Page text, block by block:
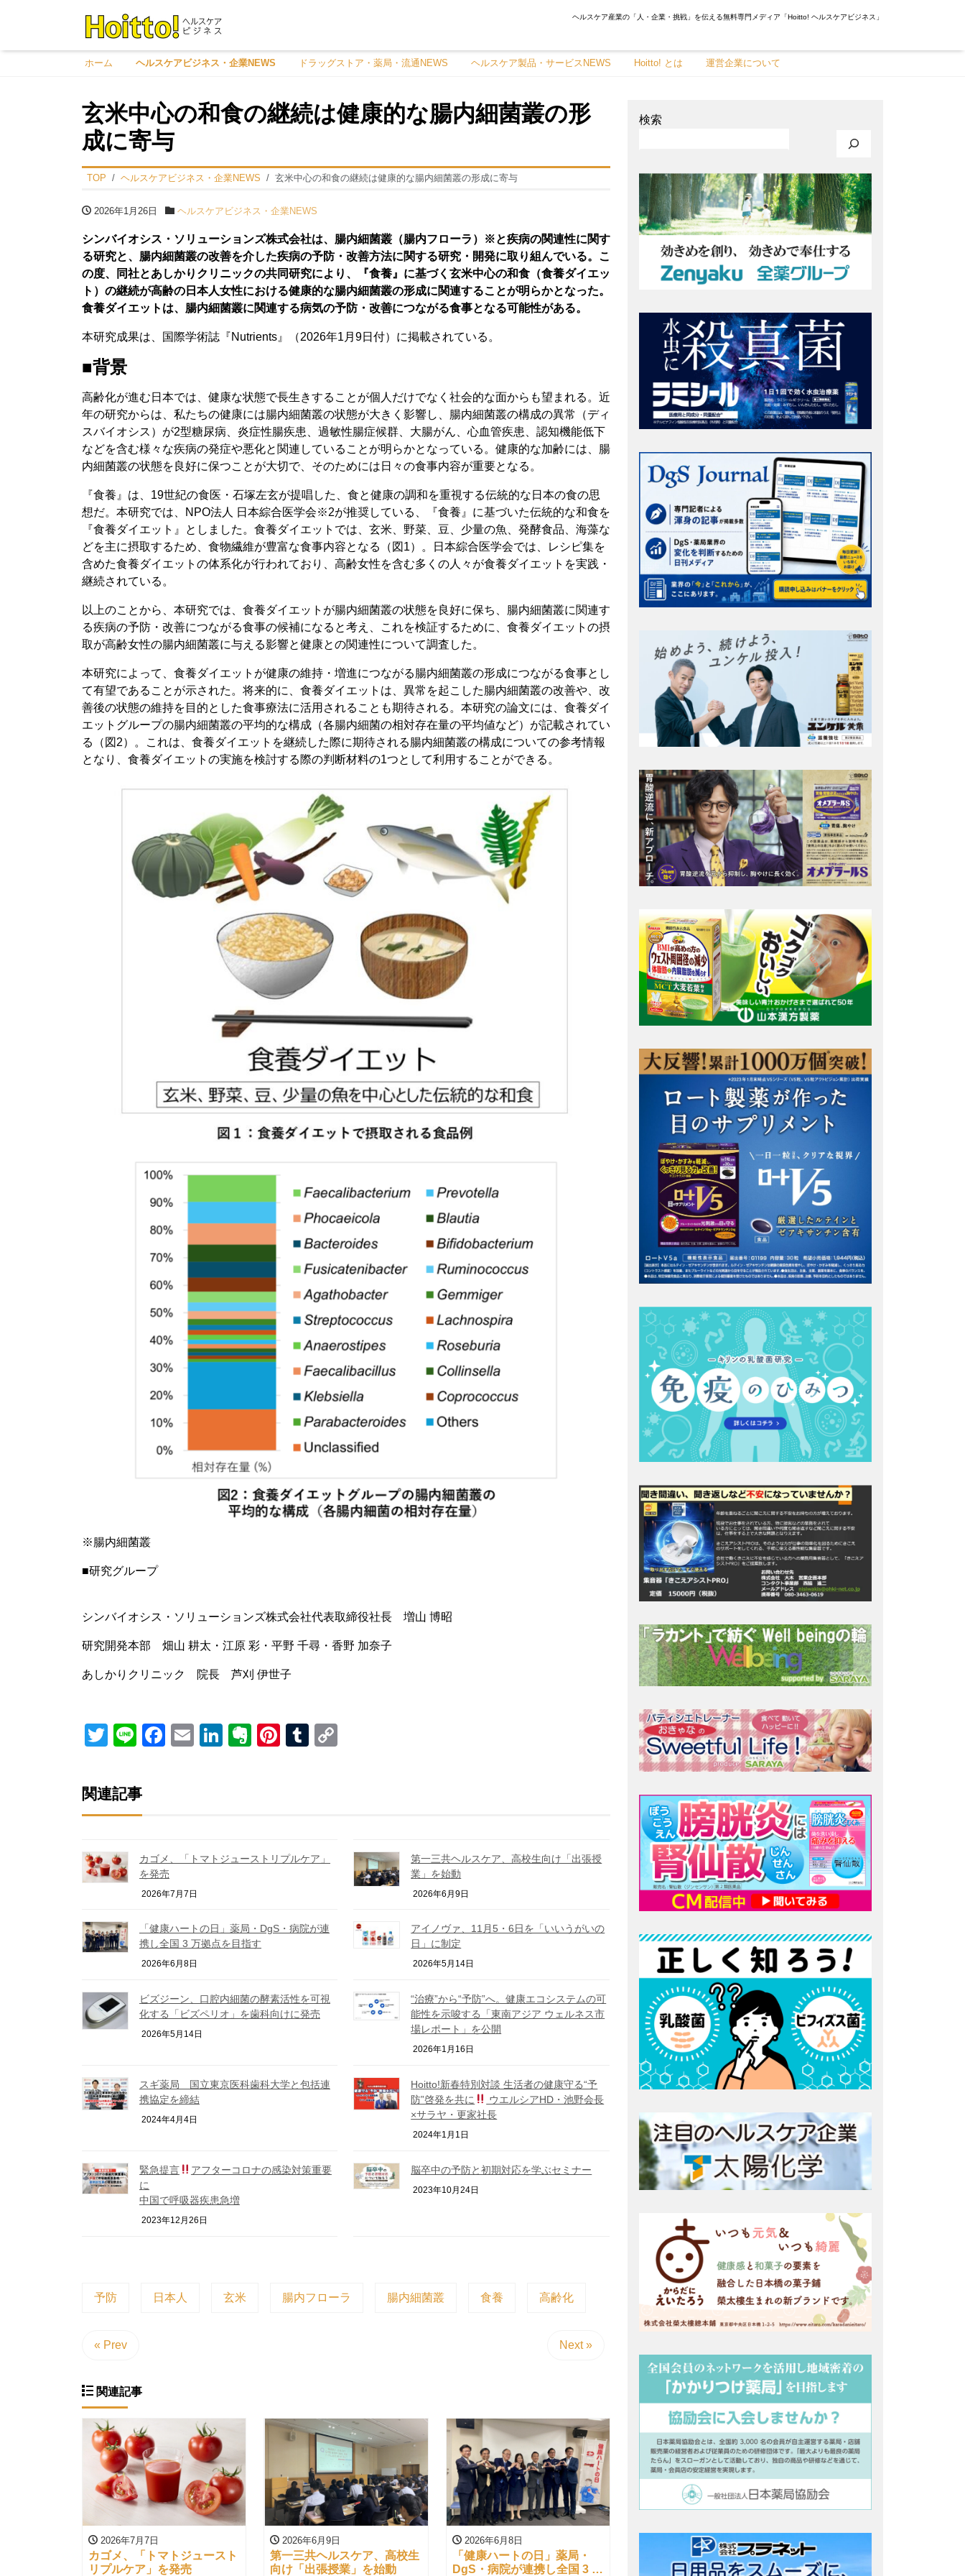
ヘルスケア産業の「人・企業・挑戦」を伝える無料専門メディア「Hoitto! ヘルスケアビジネス」
ホーム ヘルスケアビジネス・企業NEWS ドラッグストア・薬局・流通NEWS ヘルスケア製品・サービスNEWS Hoitto! とは 運営企業について
玄米中心の和食の継続は健康的な腸内細菌叢の形
成に寄与
TOP ヘルスケアビジネス・企業NEWS 玄米中心の和食の継続は健康的な腸内細菌叢の形成に寄与
2026年1月26日 ヘルスケアビジネス・企業NEWS
シンバイオシス・ソリューションズ株式会社は、腸内細菌叢（腸内フローラ）※と疾病の関連性に関す
る研究と、腸内細菌叢の改善を介した疾病の予防・改善方法に関する研究・開発に取り組んでいる。こ
の度、同社とあしかりクリニックの共同研究により、『食養』に基づく玄米中心の和食（食養ダイエッ
ト）の継続が高齢の日本人女性における健康的な腸内細菌叢の形成に関連することが明らかとなった。
食養ダイエットは、腸内細菌叢に関連する病気の予防・改善につながる食事となる可能性がある。
本研究成果は、国際学術誌『Nutrients』（2026年1月9日付）に掲載されている。
■背景
高齢化が進む日本では、健康な状態で長生きすることが個人だけでなく社会的な面からも望まれる。近
年の研究からは、私たちの健康には腸内細菌叢の状態が大きく影響し、腸内細菌叢の構成の異常（ディ
スバイオシス）が2型糖尿病、炎症性腸疾患、過敏性腸症候群、大腸がん、心血管疾患、認知機能低下
などを含む様々な疾病の発症や悪化と関連していることが明らかとなっている。健康的な加齢には、腸
内細菌叢の状態を良好に保つことが大切で、そのためには日々の食事内容が重要となる。
『食養』は、19世紀の食医・石塚左玄が提唱した、食と健康の調和を重視する伝統的な日本の食の思
想だ。本研究では、NPO法人 日本綜合医学会※2が推奨している、『食養』に基づいた伝統的な和食を
『食養ダイエット』としました。食養ダイエットでは、玄米、野菜、豆、少量の魚、発酵食品、海藻な
どを主に摂取するため、食物繊維が豊富な食事内容となる（図1）。日本綜合医学会では、レシピ集を
含めた食養ダイエットの体系化が行われており、高齢女性を含む多くの人々が食養ダイエットを実践・
継続されている。
以上のことから、本研究では、食養ダイエットが腸内細菌叢の状態を良好に保ち、腸内細菌叢に関連す
る疾病の予防・改善につながる食事の候補になると考え、これを検証するために、食養ダイエットの摂
取が高齢女性の腸内細菌叢に与える影響と健康との関連性について調査した。
本研究によって、食養ダイエットが健康の維持・増進につながる腸内細菌叢の形成につながる食事とし
て有望であることが示された。将来的に、食養ダイエットは、異常を起こした腸内細菌叢の改善や、改
善後の状態の維持を目的とした食事療法に活用されることも期待される。本研究の論文には、食養ダイ
エットグループの腸内細菌叢の平均的な構成（各腸内細菌の相対存在量の平均値など）が記載されてい
る（図2）。これは、食養ダイエットを継続した際に期待される腸内細菌叢の構成についての参考情報
となり、食養ダイエットの実施を検討する際の判断材料の1つとして利用することができる。
※腸内細菌叢
■研究グループ
シンバイオシス・ソリューションズ株式会社代表取締役社長 増山 博昭
研究開発本部 畑山 耕太・江原 彩・平野 千尋・香野 加奈子
あしかりクリニック 院長 芦刈 伊世子
Twitter
LineFacebook
EmailLinkedIn
Evernote
Pinterest
Tumblr
関連記事
カゴメ、「トマトジューストリプルケア」
を発売
2026年7月7日
第一三共ヘルスケア、高校生向け「出張授
業」を始動
2026年6月9日
「健康ハートの日」薬局・DgS・病院が連
携し全国 3 万拠点を目指す
2026年6月8日
アイノヴァ、11月5・6日を「いいうがいの
日」に制定
2026年5月14日
ビズジーン、口腔内細菌の酵素活性を可視
化する「ビズペリオ」を歯科向けに発売
2026年5月14日
“治療”から“予防”へ。健康エコシステムの可
能性を示唆する「東南アジア ウェルネス市
場レポート」を公開
2026年1月16日
スギ薬局 国立東京医科歯科大学と包括連
携協定を締結
2024年4月4日
Hoitto!新春特別対談 生活者の健康守る“予
防”啓発を共に
ウエルシアHD・池野会長
×サラヤ・更家社長
2024年1月1日
緊急提言
アフターコロナの感染対策重要
に
中国で呼吸器疾患急増
2023年12月26日
脳卒中の予防と初期対応を学ぶセミナー
2023年10月24日
予防 日本人 玄米 腸内フローラ 腸内細菌叢 食養 高齢化
« Prev Next »
関連記事
2026年7月7日
カゴメ、「トマトジュースト
リプルケア」を発売
2026年6月9日
第一三共ヘルスケア、高校生
向け「出張授業」を始動
2026年6月8日
「健康ハートの日」薬局・
DgS・病院が連携し全国 3 万
検索